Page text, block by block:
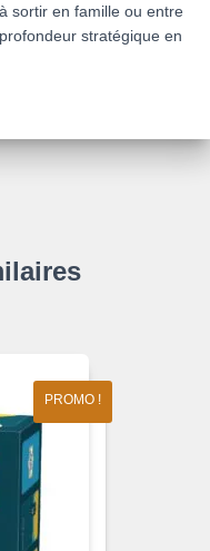
sortir en famille ou entre
stratégique en
PROMO !